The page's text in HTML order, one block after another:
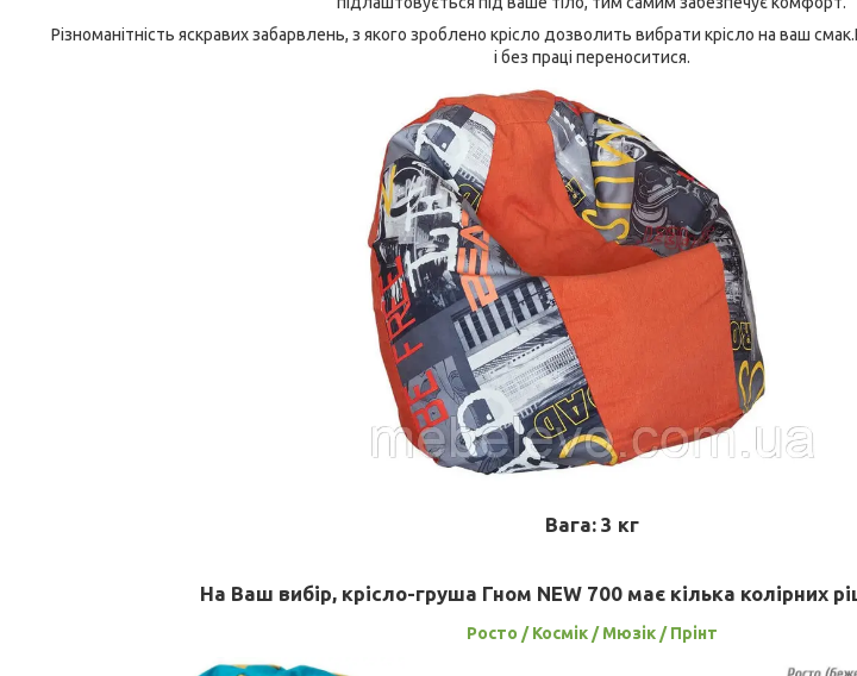
Різноманітність яскравих забарвлень, з якого зроблено крісло дозволить вибрати крісло на ваш
і без праці переноситися.
Вага: 3 кг
На Ваш вибір, крісло-груша Гном NEW 700 має кілька колірних
Росто / Космік / Мюзік / Прінт